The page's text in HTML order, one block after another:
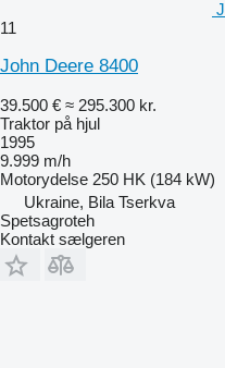
11
John Deere 8400
39.500 € ≈ 295.300 kr.
Traktor på hjul
1995
9.999 m/h
Motorydelse 250 HK (184 kW)
Ukraine, Bila Tserkva
Spetsagroteh
Kontakt sælgeren